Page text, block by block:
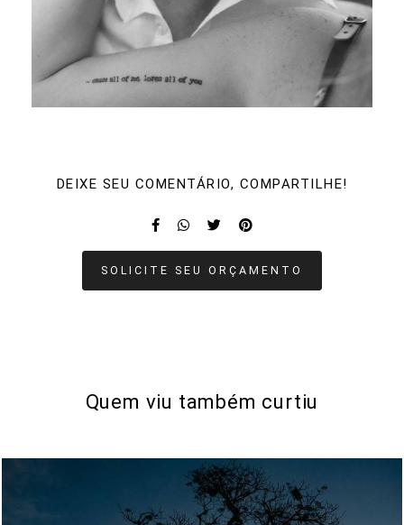
DEIXE SEU COMENTÁRIO, COMPARTILHE!
SOLICITE SEU ORÇAMENTO
Quem viu também curtiu